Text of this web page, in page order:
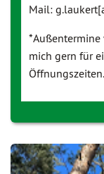
Mail:
mich gern für
Öffnungszeiten.